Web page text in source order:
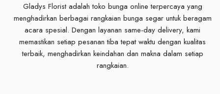
Gladys Florist adalah toko bunga online terpercaya yang
menghadirkan berbagai rangkaian bunga segar untuk beragam
acara spesial. Dengan layanan same-day delivery, kami
memastikan setiap pesanan tiba tepat waktu dengan kualitas
terbaik, menghadirkan keindahan dan makna dalam setiap
rangkaian.